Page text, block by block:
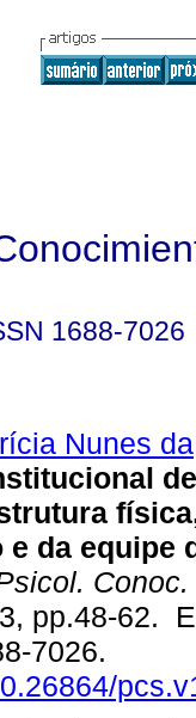
1688-7026
Nunes da
da equipe
pp.48-62.
7026.